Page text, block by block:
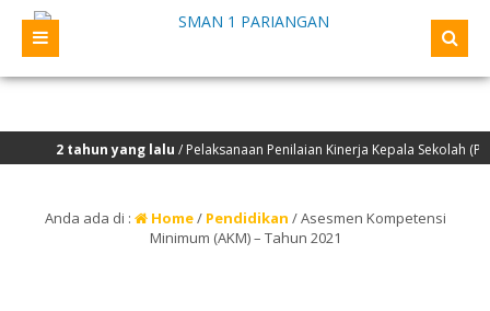
lalu/ Pelaksanaan Penilaian Kinerja Kepala Sekolah (PKKS) yang akan
Anda ada di : Home/ Pendidikan /Asesmen Kompetensi
Minimum (AKM) – Tahun 2021